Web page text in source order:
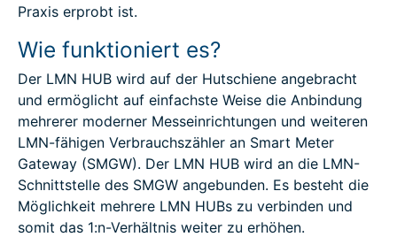
Praxis erprobt ist.
Wie funktioniert es?
Der LMN HUB wird auf der Hutschiene angebracht
und ermöglicht auf einfachste Weise die Anbindung
mehrerer moderner Messeinrichtungen und weiteren
LMN-fähigen Verbrauchszähler an Smart Meter
Gateway (SMGW). Der LMN HUB wird an die LMN-
Schnittstelle des SMGW angebunden. Es besteht die
Möglichkeit mehrere LMN HUBs zu verbinden und
somit das 1:n-Verhältnis weiter zu erhöhen.